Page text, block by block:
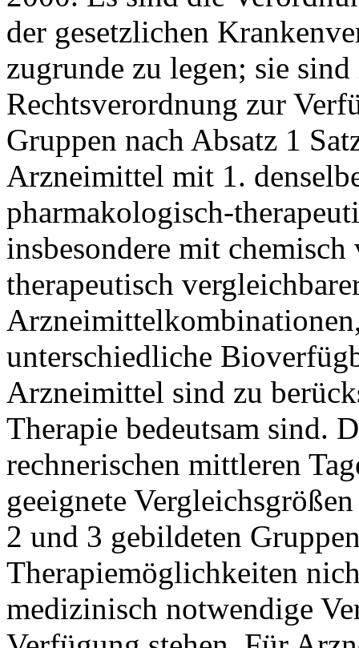
der gesetzlichen
zugrunde zu legen; sie
Rechtsverordnung zur
Gruppen nach Absatz 1
Arzneimittel mit 1.
pharmakologisch-
insbesondere mit
therapeutisch
unterschiedliche
Arzneimittel sind zu
Therapie bedeutsam sind.
rechnerischen mittleren
geeignete
2 und 3 gebildeten
Therapiemöglichkeiten
medizinisch notwendige